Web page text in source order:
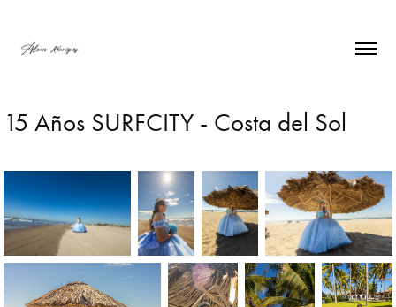
15 Años SURFCITY - Costa del Sol